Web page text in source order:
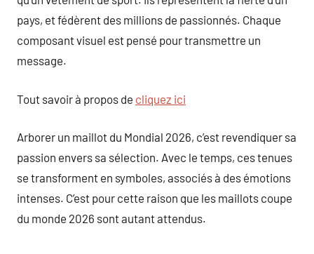
pays, et fédèrent des millions de passionnés. Chaque
composant visuel est pensé pour transmettre un
message.
Tout savoir à propos de cliquez ici
Arborer un maillot du Mondial 2026, c’est revendiquer sa
passion envers sa sélection. Avec le temps, ces tenues
se transforment en symboles, associés à des émotions
intenses. C’est pour cette raison que les maillots coupe
du monde 2026 sont autant attendus.